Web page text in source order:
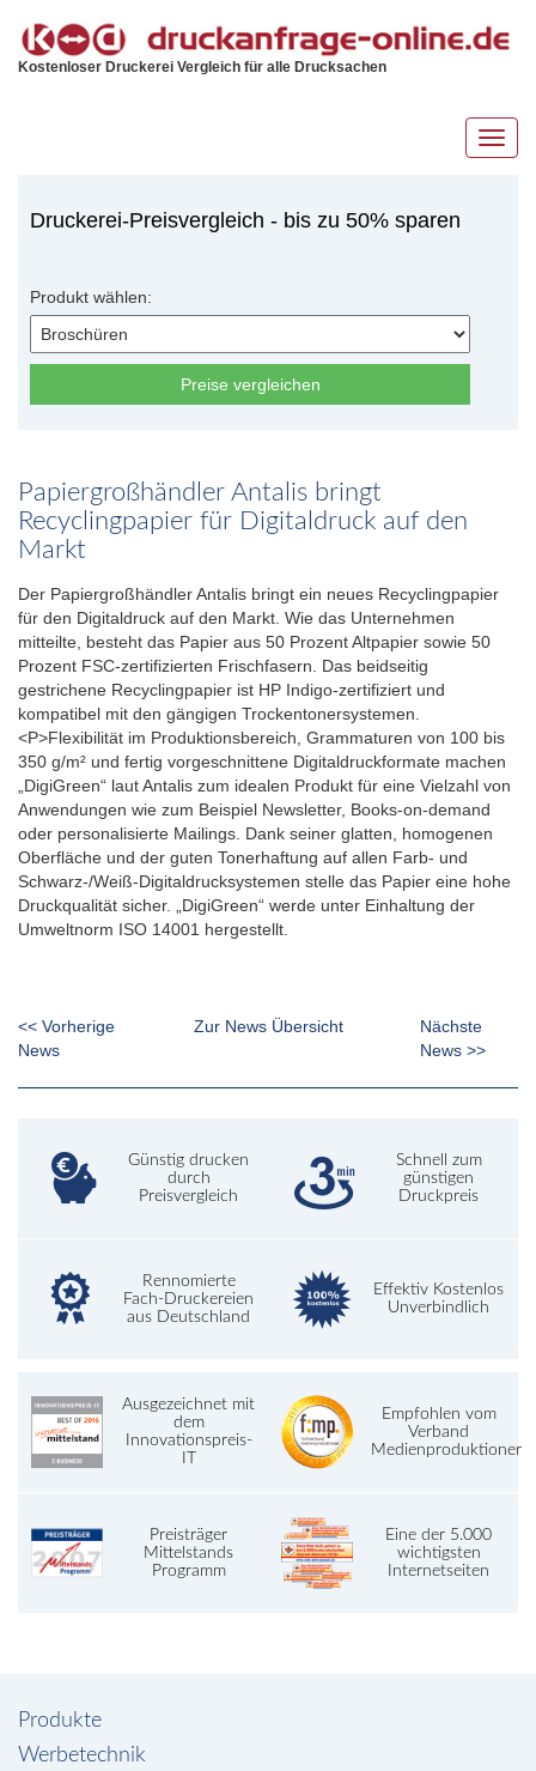
Kostenloser Druckerei Vergleich für alle Drucksachen
Druckerei-Preisvergleich - bis zu 50% sparen
Produkt wählen:
Preise vergleichen
Papiergroßhändler Antalis bringt
Recyclingpapier für Digitaldruck auf den
Markt
Der Papiergroßhändler Antalis bringt ein neues Recyclingpapier
für den Digitaldruck auf den Markt. Wie das Unternehmen
mitteilte, besteht das Papier aus 50 Prozent Altpapier sowie 50
Prozent FSC-zertifizierten Frischfasern. Das beidseitig
gestrichene Recyclingpapier ist HP Indigo-zertifiziert und
kompatibel mit den gängigen Trockentonersystemen.
<P>Flexibilität im Produktionsbereich, Grammaturen von 100 bis
350 g/m² und fertig vorgeschnittene Digitaldruckformate machen
„DigiGreen“ laut Antalis zum idealen Produkt für eine Vielzahl von
Anwendungen wie zum Beispiel Newsletter, Books-on-demand
oder personalisierte Mailings. Dank seiner glatten, homogenen
Oberfläche und der guten Tonerhaftung auf allen Farb- und
Schwarz-/Weiß-Digitaldrucksystemen stelle das Papier eine hohe
Druckqualität sicher. „DigiGreen“ werde unter Einhaltung der
Umweltnorm ISO 14001 hergestellt.
<< Vorherige
News
Zur News Übersicht
Nächste
News >>
Günstig drucken
durch
Preisvergleich
Schnell zum
günstigen
Druckpreis
Rennomierte
Fach-Druckereien
aus Deutschland
Effektiv Kostenlos
Unverbindlich
Ausgezeichnet mit
dem
Innovationspreis-
Empfohlen vom
Verband
Medienproduktioner
Preisträger
Mittelstands
Programm
Eine der 5.000
wichtigsten
Internetseiten
Produkte
Werbetechnik